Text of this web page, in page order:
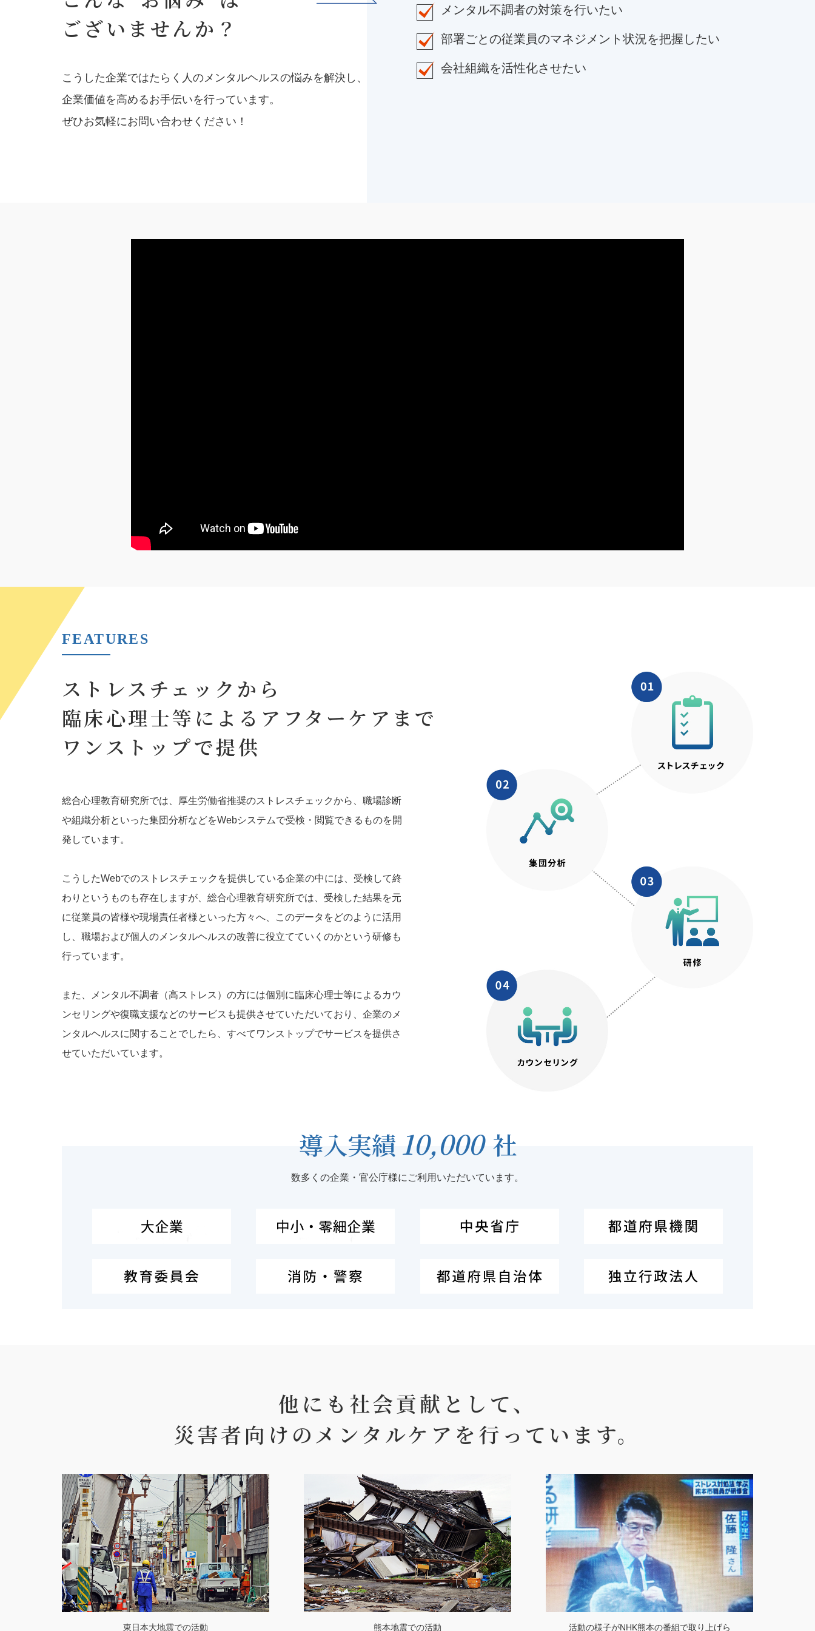
ございませんか？
こうした企業ではたらく人のメンタルヘルスの悩みを解決し、
企業価値を高めるお手伝いを行っています。
ぜひお気軽にお問い合わせください！
メンタル不調者の対策を行いたい
部署ごとの従業員のマネジメント状況を把握したい
会社組織を活性化させたい
FEATURES
ストレスチェックから
臨床心理士等によるアフターケアまで
ワンストップで提供
総合心理教育研究所では、厚生労働省推奨のストレスチェックから、職場診断
や組織分析といった集団分析などをWebシステムで受検・閲覧できるものを開
発しています。
こうしたWebでのストレスチェックを提供している企業の中には、受検して終
わりというものも存在しますが、総合心理教育研究所では、受検した結果を元
に従業員の皆様や現場責任者様といった方々へ、このデータをどのように活用
し、職場および個人のメンタルヘルスの改善に役立てていくのかという研修も
行っています。
また、メンタル不調者（高ストレス）の方には個別に臨床心理士等によるカウ
ンセリングや復職支援などのサービスも提供させていただいており、企業のメ
ンタルヘルスに関することでしたら、すべてワンストップでサービスを提供さ
せていただいています。
導入実績 10,000 社
数多くの企業・官公庁様にご利用いただいています。
他にも社会貢献として、
災害者向けのメンタルケアを行っています。
東日本大地震での活動 熊本地震での活動 活動の様子がNHK熊本の番組で取り上げら